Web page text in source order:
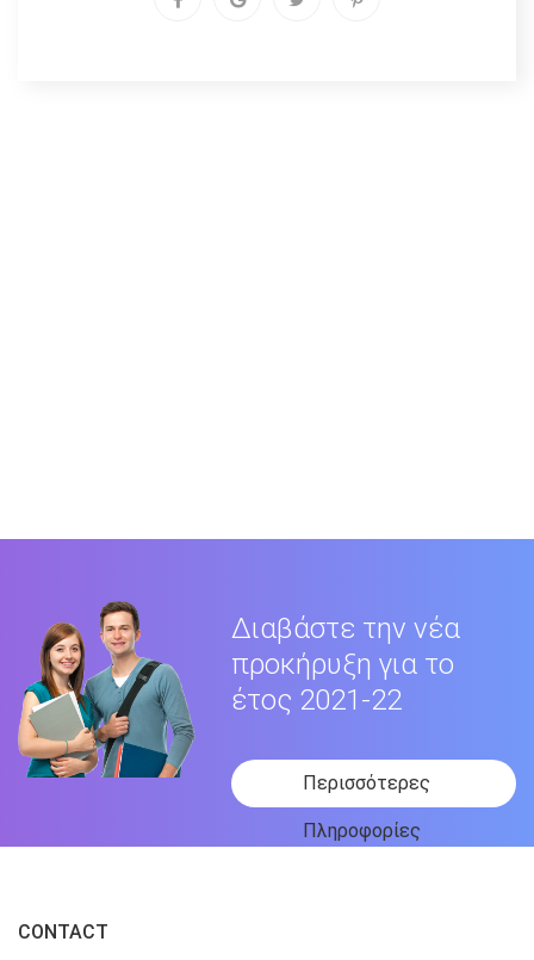
Διαβάστε την νέα
προκήρυξη για το
έτος 2021-22
Περισσότερες
Πληροφορίες
CONTACT